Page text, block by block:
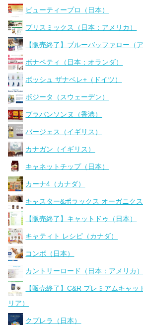
ビューティープロ（日本）
ブリスミックス（日本：アメリカ）
【販売終了】ブルーバッファロー（
ボナペティ（日本：オランダ）
ボッシュ ザナベレ+（ドイツ）
ボジータ（スウェーデン）
ブラバンソンヌ（香港）
バージェス（イギリス）
カナガン（イギリス）
キャネットチップ（日本）
カーナ4（カナダ）
キャスター&ポラックス オーガニクス
【販売終了】キャットドゥ（日本）
キャティト レシピ（カナダ）
コンボ（日本）
カントリーロード（日本：アメリカ）
【販売終了】C&R プレミアムキャッ
リア）
クプレラ（日本）